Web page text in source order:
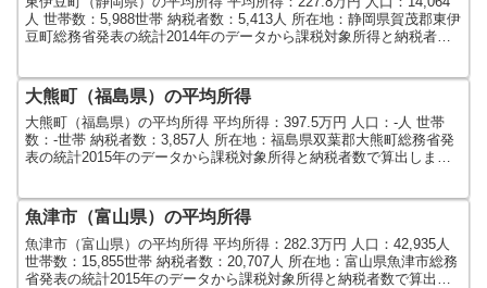
人 世帯数：5,988世帯 納税者数：5,413人 所在地：静岡県賀茂郡東伊
豆町総務省発表の統計2014年のデータから課税対象所得と納税者数
大熊町（福島県）の平均所得
大熊町（福島県）の平均所得 平均所得：397.5万円 人口：-人 世帯
数：-世帯 納税者数：3,857人 所在地：福島県双葉郡大熊町総務省発
表の統計2015年のデータから課税対象所得と納税者数で算出しまし
魚津市（富山県）の平均所得
魚津市（富山県）の平均所得 平均所得：282.3万円 人口：42,935人
世帯数：15,855世帯 納税者数：20,707人 所在地：富山県魚津市総務
省発表の統計2015年のデータから課税対象所得と納税者数で算出し